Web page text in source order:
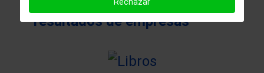
resultados de empresas